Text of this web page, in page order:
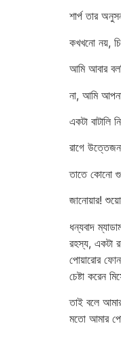
শার্প তার
কখখনো নয়,
আমি আবার
না, আমি
একটা বাটালি
রাগে
তাতে কোনো
জানোয়ার!
ধন্যবাদ
রহস্য, একটা
পোয়ারোর
চেষ্টা করেন
তাই বলে
মতো আমার